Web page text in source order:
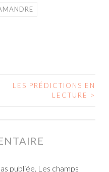
LES PRÉDICTIONS EN
LECTURE
>
publiée. Les champs